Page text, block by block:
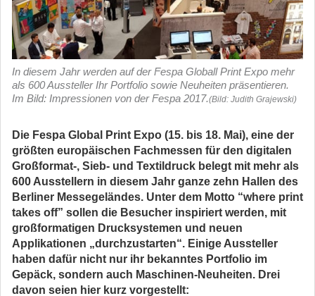
In diesem Jahr werden auf der Fespa Globall Print Expo mehr
als 600 Aussteller Ihr Portfolio sowie Neuheiten präsentieren.
Im Bild: Impressionen von der Fespa 2017.(Bild: Judith Grajewski)
Die Fespa Global Print Expo (15. bis 18. Mai), eine der
größten europäischen Fachmessen für den digitalen
Großformat-, Sieb- und Textildruck belegt mit mehr als
600 Ausstellern in diesem Jahr ganze zehn Hallen des
Berliner Messegeländes. Unter dem Motto “where print
takes off” sollen die Besucher inspiriert werden, mit
großformatigen Drucksystemen und neuen
Applikationen „durchzustarten“. Einige Aussteller
haben dafür nicht nur ihr bekanntes Portfolio im
Gepäck, sondern auch Maschinen-Neuheiten. Drei
davon seien hier kurz vorgestellt: